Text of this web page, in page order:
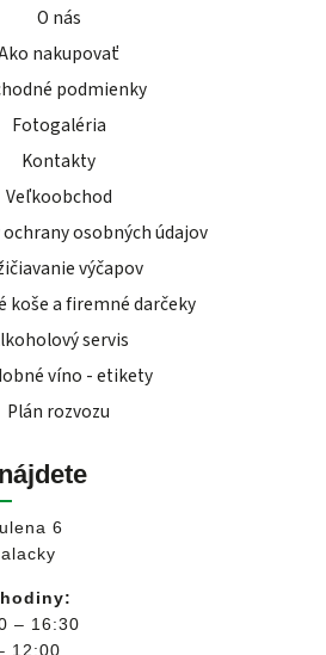
O nás
nakupovať
podmienky
Fotogaléria
Kontakty
Veľkoobchod
osobných údajov
výčapov
koše a firemné darčeky
servis
víno - etikety
Plán rozvozu
6
– 16:30
12:00